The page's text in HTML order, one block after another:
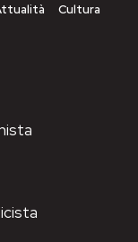
Cultura